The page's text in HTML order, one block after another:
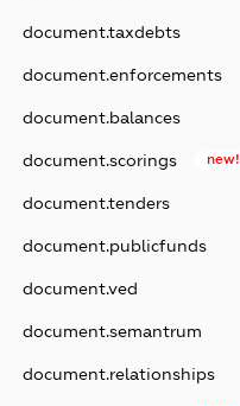
document.taxdebts
document.enforcements
document.balances
document.scorings new!
document.tenders
document.publicfunds
document.ved
document.semantrum
document.relationships